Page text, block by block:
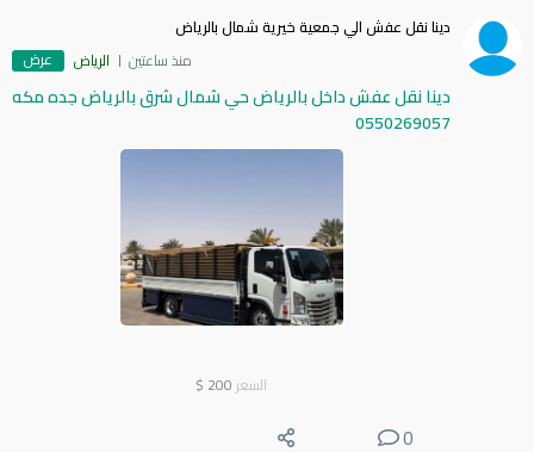
دينا نقل عفش الي جمعية خيرية شمال بالرياض
منذ ساعتين
الرياض عرض
دينا نقل عفش داخل بالرياض حي شمال شرق بالرياض جده مكه
0550269057
السعر 200
$
0